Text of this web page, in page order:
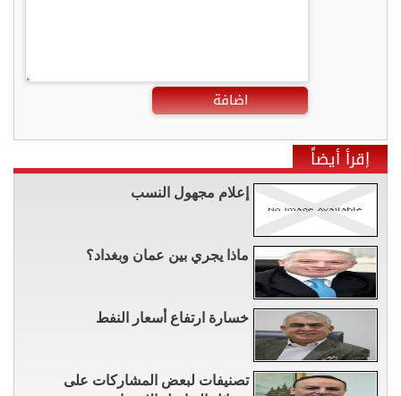
اضافة
إقرأ أيضاً
إعلام مجهول النسب
ماذا يجري بين عمان وبغداد؟
خسارة ارتفاع أسعار النفط
تصنيفات لبعض المشاركات على